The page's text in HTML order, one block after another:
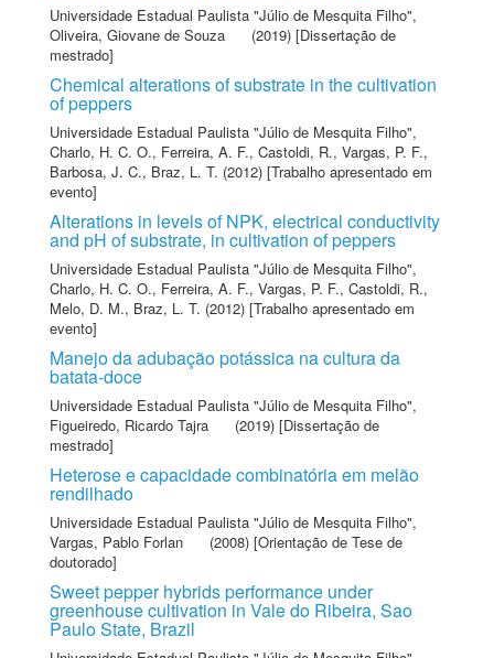
Universidade Estadual Paulista "Júlio de Mesquita Filho",
Oliveira, Giovane de Souza
(2019) [Dissertação de
mestrado]
Chemical alterations of substrate in the cultivation
of peppers
Universidade Estadual Paulista "Júlio de Mesquita Filho",
Charlo, H. C. O., Ferreira, A. F., Castoldi, R., Vargas, P. F.,
Barbosa, J. C., Braz, L. T. (2012) [Trabalho apresentado em
evento]
Alterations in levels of NPK, electrical conductivity
and pH of substrate, in cultivation of peppers
Universidade Estadual Paulista "Júlio de Mesquita Filho",
Charlo, H. C. O., Ferreira, A. F., Vargas, P. F., Castoldi, R.,
Melo, D. M., Braz, L. T. (2012) [Trabalho apresentado em
evento]
Manejo da adubação potássica na cultura da
batata-doce
Universidade Estadual Paulista "Júlio de Mesquita Filho",
Figueiredo, Ricardo Tajra
(2019) [Dissertação de
mestrado]
Heterose e capacidade combinatória em melão
rendilhado
Universidade Estadual Paulista "Júlio de Mesquita Filho",
Vargas, Pablo Forlan
(2008) [Orientação de Tese de
doutorado]
Sweet pepper hybrids performance under
greenhouse cultivation in Vale do Ribeira, Sao
Paulo State, Brazil